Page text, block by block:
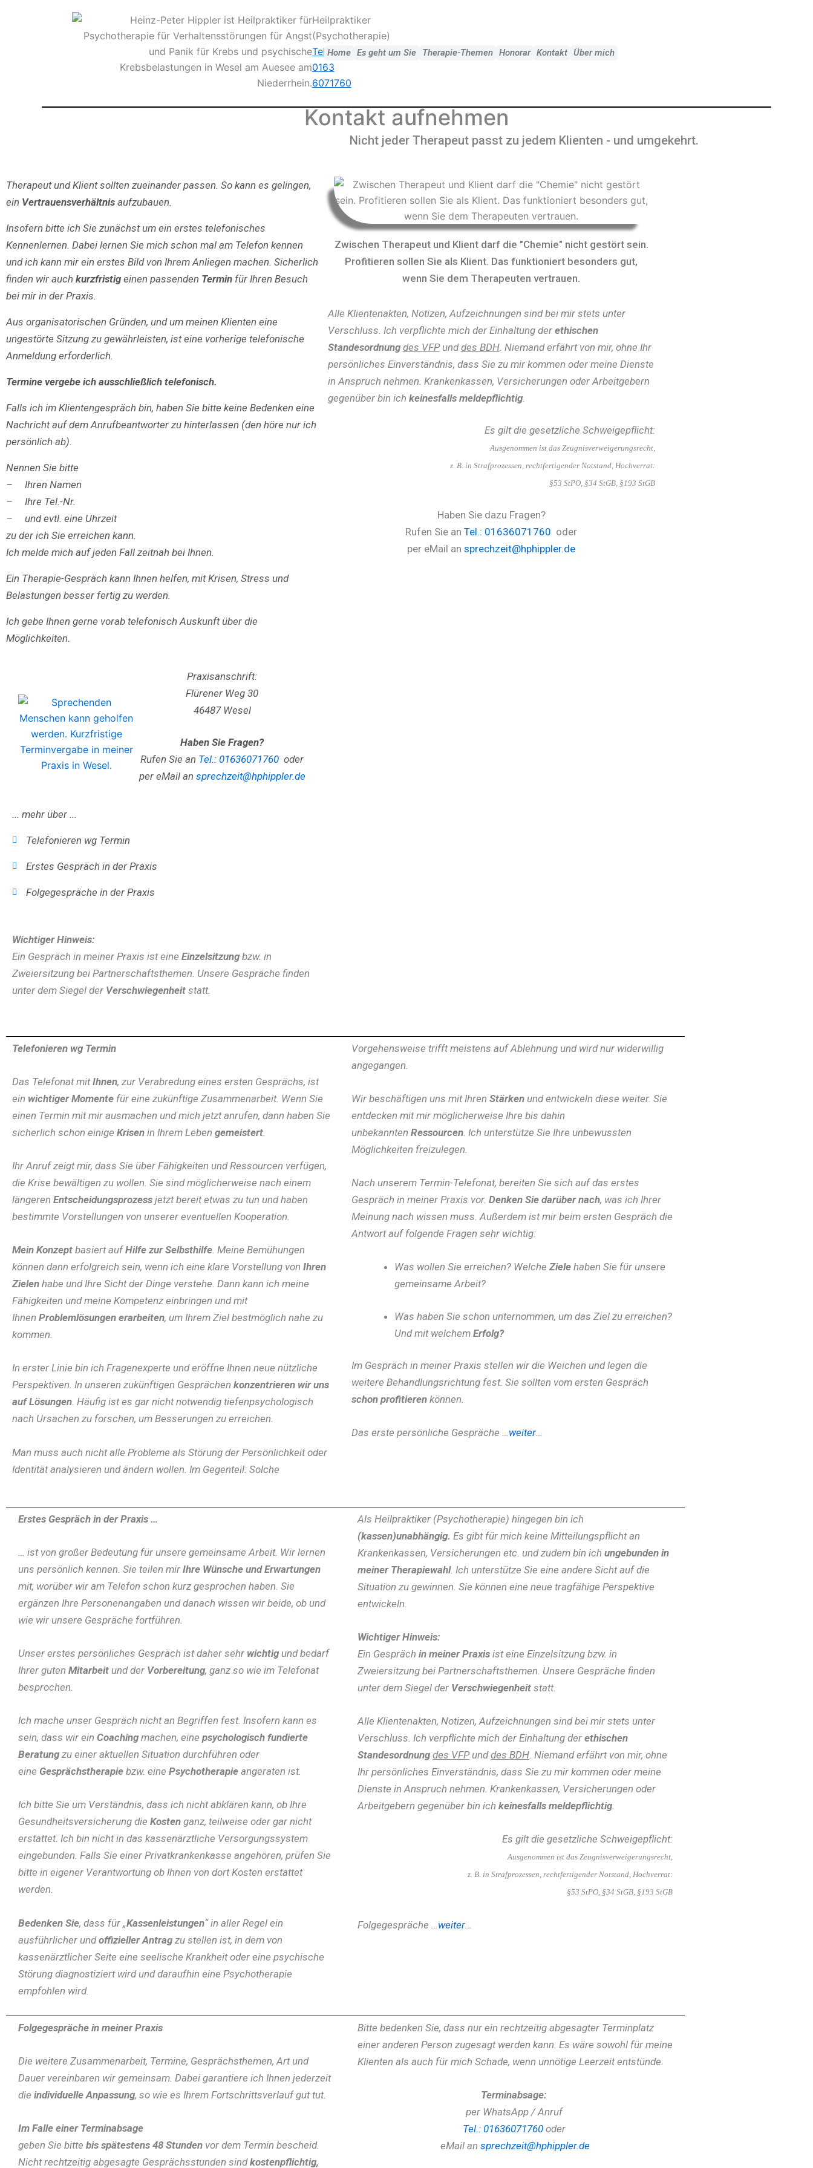
Heilpraktiker
(Psychotherapie)
Tel.:
0163
6071760
Home Es geht um Sie Therapie-Themen Kontakt Über mich
Honorar
Kontakt aufnehmen
Nicht jeder Therapeut passt zu jedem Klienten - und umgekehrt.
... mehr über ...
Telefonieren wg Termin
Erstes Gespräch in der Praxis
Folgegespräche in der Praxis
Wichtiger Hinweis:
Ein Gespräch in meiner Praxis ist eine Einzelsitzung bzw. in
Zweiersitzung bei Partnerschaftsthemen. Unsere Gespräche finden
unter dem Siegel der Verschwiegenheit statt.
Praxisanschrift:
Flürener Weg 30
46487 Wesel
Haben Sie Fragen?
Rufen Sie an Tel.: 01636071760 oder
per eMail an sprechzeit@hphippler.de
Therapeut und Klient sollten zueinander passen. So kann es gelingen,
ein Vertrauensverhältnis aufzubauen.
Insofern bitte ich Sie zunächst um ein erstes telefonisches
Kennenlernen. Dabei lernen Sie mich schon mal am Telefon kennen
und ich kann mir ein erstes Bild von Ihrem Anliegen machen. Sicherlich
finden wir auch kurzfristigeinen passenden Termin für Ihren Besuch
bei mir in der Praxis.
Aus organisatorischen Gründen, und um meinen Klienten eine
ungestörte Sitzung zu gewährleisten, ist eine vorherige telefonische
Anmeldung erforderlich.
Termine vergebe ich ausschließlich telefonisch.
Falls ich im Klientengespräch bin, haben Sie bitte keine Bedenken eine
Nachricht auf dem Anrufbeantworter zu hinterlassen (den höre nur ich
persönlich ab).
Nennen Sie bitte
– Ihren Namen
– Ihre Tel.-Nr.
– und evtl. eine Uhrzeit
zu der ich Sie erreichen kann.
Ich melde mich auf jeden Fall zeitnah bei Ihnen.
Ein Therapie-Gespräch kann Ihnen helfen, mit Krisen, Stress und
Belastungen besser fertig zu werden.
Ich gebe Ihnen gerne vorab telefonisch Auskunft über die
Möglichkeiten.
Zwischen Therapeut und Klient darf die "Chemie" nicht gestört sein.
Profitieren sollen Sie als Klient. Das funktioniert besonders gut,
wenn Sie dem Therapeuten vertrauen.
Alle Klientenakten, Notizen, Aufzeichnungen sind bei mir stets unter
Verschluss. Ich verpflichte mich der Einhaltung der ethischen
Standesordnung des VFPunddes BDH. Niemand erfährt von mir, ohne Ihr
persönliches Einverständnis, dass Sie zu mir kommen oder meine Dienste
in Anspruch nehmen. Krankenkassen, Versicherungen oder Arbeitgebern
gegenüber bin ich keinesfalls meldepflichtig.
Es gilt die gesetzliche Schweigepflicht:
Ausgenommen ist das Zeugnisverweigerungsrecht,
z. B. in Strafprozessen, rechtfertigender Notstand, Hochverrat:
§53 StPO, §34 StGB, §193 StGB
Haben Sie dazu Fragen?
Rufen Sie anTel.: 01636071760 oder
per eMail ansprechzeit@hphippler.de
Telefonieren wg Termin
Das Telefonat mitIhnen, zur Verabredung eines ersten Gesprächs, ist
ein wichtiger Momente für eine zukünftige Zusammenarbeit. Wenn Sie
einen Termin mit mir ausmachen und mich jetzt anrufen, dann haben Sie
sicherlich schon einige Krisen in Ihrem Leben gemeistert
Ihr Anruf zeigt mir, dass Sie über Fähigkeiten und Ressourcen verfügen,
die Krise bewältigen zu wollen. Sie sind möglicherweise nach einem
längeren Entscheidungsprozess jetzt bereit etwas zu tun und haben
bestimmte Vorstellungen von unserer eventuellen Kooperation.
Mein Konzept basiert aufHilfe zur Selbsthilfe. Meine Bemühungen
können dann erfolgreich sein, wenn ich eine klare Vorstellung von Ihren
Zielen habe und Ihre Sicht der Dinge verstehe. Dann kann ich meine
Fähigkeiten und meine Kompetenz einbringen und mit
Ihnen Problemlösungen erarbeiten, um Ihrem Ziel bestmöglich nahe zu
kommen.
In erster Linie bin ich Fragenexperte und eröffne Ihnen neue nützliche
Perspektiven. In unseren zukünftigen Gesprächen konzentrieren wir uns
auf Lösungen. Häufig ist es gar nicht notwendig tiefenpsychologisch
nach Ursachen zu forschen, um Besserungen zu erreichen.
Man muss auch nicht alle Probleme als Störung der Persönlichkeit oder
Identität analysieren und ändern wollen. Im Gegenteil: Solche
Vorgehensweise trifft meistens auf Ablehnung und wird nur widerwillig
angegangen.
Wir beschäftigen uns mit IhrenStärken und entwickeln diese weiter. Sie
entdecken mit mir möglicherweise Ihre bis dahin
unbekanntenRessourcen . Ich unterstütze Sie Ihre unbewussten
Möglichkeiten freizulegen.
Nach unserem Termin-Telefonat, bereiten Sie sich auf das erstes
Gespräch in meiner Praxis vor.Denken Sie darüber nach, was ich Ihrer
Meinung nach wissen muss. Außerdem ist mir beim ersten Gespräch die
Antwort auf folgende Fragen sehr wichtig:
Was wollen Sie erreichen? WelcheZiele haben Sie für unsere
gemeinsame Arbeit?
Was haben Sie schon unternommen, um das Ziel zu erreichen?
Und mit welchemErfolg?
Im Gespräch in meiner Praxis stellen wir die Weichen und legen die
weitere Behandlungsrichtung fest. Sie sollten vom ersten Gespräch
schon profitieren können.
Das erste persönliche Gespräche …weiter…
Erstes Gespräch in der Praxis …
… ist von großer Bedeutung für unsere gemeinsame Arbeit. Wir lernen
uns persönlich kennen. Sie teilen mir Ihre Wünsche und Erwartungen
mit, worüber wir am Telefon schon kurz gesprochen haben. Sie
ergänzen Ihre Personenangaben und danach wissen wir beide, ob und
wie wir unsere Gespräche fortführen.
Unser erstes persönliches Gespräch ist daher sehr wichtig und bedarf
Ihrer guten Mitarbeit und der Vorbereitung, ganz so wie im Telefonat
besprochen.
Ich mache unser Gespräch nicht an Begriffen fest. Insofern kann es
sein, dass wir ein Coaching machen, eine psychologisch fundierte
Beratung zu einer aktuellen Situation durchführen oder
eine Gesprächstherapie bzw. eine Psychotherapie angeraten ist.
Ich bitte Sie um Verständnis, dass ich nicht abklären kann, ob Ihre
Gesundheitsversicherung die Kosten ganz, teilweise oder gar nicht
erstattet. Ich bin nicht in das kassenärztliche Versorgungssystem
eingebunden. Falls Sie einer Privatkrankenkasse angehören, prüfen Sie
bitte in eigener Verantwortung ob Ihnen von dort Kosten erstattet
werden.
Bedenken Sie, dass für „Kassenleistungen“ in aller Regel ein
ausführlicher undoffizieller Antrag zu stellen ist, in dem von
kassenärztlicher Seite eine seelische Krankheit oder eine psychische
Störung diagnostiziert wird und daraufhin eine Psychotherapie
empfohlen wird.
Als Heilpraktiker (Psychotherapie) hingegen bin ich
(kassen)unabhängig. Es gibt für mich keine Mitteilungspflicht an
Krankenkassen, Versicherungen etc. und zudem bin ichungebunden in
meiner Therapiewahl. Ich unterstütze Sie eine andere Sicht auf die
Situation zu gewinnen. Sie können eine neue tragfähige Perspektive
entwickeln.
Wichtiger Hinweis:
Ein Gesprächin meiner Praxis ist eine Einzelsitzung bzw. in
Zweiersitzung bei Partnerschaftsthemen. Unsere Gespräche finden
unter dem Siegel der Verschwiegenheit statt.
Alle Klientenakten, Notizen, Aufzeichnungen sind bei mir stets unter
Verschluss. Ich verpflichte mich der Einhaltung derethischen
Standesordnung des VFPunddes BDH. Niemand erfährt von mir, ohne
Ihr persönliches Einverständnis, dass Sie zu mir kommen oder meine
Dienste in Anspruch nehmen. Krankenkassen, Versicherungen oder
Arbeitgebern gegenüber bin ichkeinesfalls meldepflichtig.
Es gilt die gesetzliche Schweigepflicht:
Ausgenommen ist das Zeugnisverweigerungsrecht,
z. B. in Strafprozessen, rechtfertigender Notstand, Hochverrat:
§53 StPO, §34 StGB, §193 StGB
Folgegespräche …weiter…
Folgegespräche in meiner Praxis
Die weitere Zusammenarbeit, Termine, Gesprächsthemen, Art und
Dauer vereinbaren wir gemeinsam. Dabei garantiere ich Ihnen jederzeit
die individuelle Anpassung, so wie es Ihrem Fortschrittsverlauf gut tut.
Im Falle einer Terminabsage
geben Sie bitte bis spätestens 48 Stunden vor dem Termin bescheid.
Nicht rechtzeitig abgesagte Gesprächsstunden sindkostenpflichtig,
Bitte bedenken Sie, dass nur ein rechtzeitig abgesagter Terminplatz
einer anderen Person zugesagt werden kann. Es wäre sowohl für meine
Klienten als auch für mich Schade, wenn unnötige Leerzeit entstünde.
Terminabsage:
per WhatsApp / Anruf
Tel.: 01636071760oder
eMail ansprechzeit@hphippler.de